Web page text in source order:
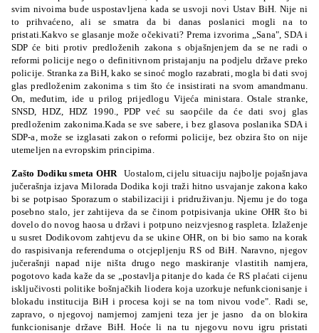
svim nivoima bude uspostavljena kada se usvoji novi Ustav BiH. Nije ni
to prihvaćeno, ali se smatra da bi danas poslanici mogli na to
pristati.Kakvo se glasanje može očekivati? Prema izvorima „Sana", SDA i
SDP će biti protiv predloženih zakona s objašnjenjem da se ne radi o
reformi policije nego o definitivnom pristajanju na podjelu države preko
policije. Stranka za BiH, kako se sinoć moglo razabrati, mogla bi dati svoj
glas predloženim zakonima s tim što će insistirati na svom amandmanu.
On, međutim, ide u prilog prijedlogu Vijeća ministara. Ostale stranke,
SNSD, HDZ, HDZ 1990., PDP već su saopćile da će dati svoj glas
predloženim zakonima.Kada se sve sabere, i bez glasova poslanika SDA i
SDP-a, može se izglasati zakon o reformi policije, bez obzira što on nije
utemeljen na evropskim principima.
Zašto Dodiku smeta OHRUostalom, cijelu situaciju najbolje pojašnjava
jučerašnja izjava Milorada Dodika koji traži hitno usvajanje zakona kako
bi se potpisao Sporazum o stabilizaciji i pridruživanju. Njemu je do toga
posebno stalo, jer zahtijeva da se činom potpisivanja ukine OHR što bi
dovelo do novog haosa u državi i potpuno neizvjesnog raspleta. Izlaženje
u susret Dodikovom zahtjevu da se ukine OHR, on bi bio samo na korak
do raspisivanja referenduma o otcjepljenju RS od BiH. Naravno, njegov
jučerašnji napad nije ništa drugo nego maskiranje vlastitih namjera,
pogotovo kada kaže da se „postavlja pitanje do kada će RS plaćati cijenu
isključivosti politike bošnjačkih liodera koja uzorkuje nefunkcionisanje i
blokadu institucija BiH i procesa koji se na tom nivou vode". Radi se,
zapravo, o njegovoj namjernoj zamjeni teza jer je jasno da on blokira
funkcionisanje države BiH. Hoće li na tu njegovu novu igru pristati